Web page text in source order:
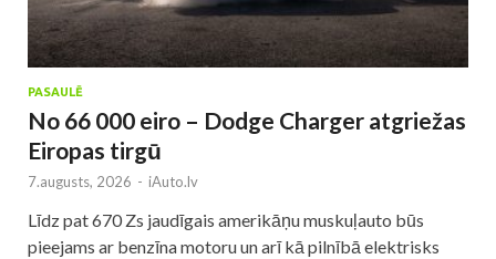
PASAULĒ
No 66 000 eiro – Dodge Charger atgriežas
Eiropas tirgū
7.augusts, 2026 - iAuto.lv
Līdz pat 670 Zs jaudīgais amerikāņu muskuļauto būs
pieejams ar benzīna motoru un arī kā pilnībā elektrisks